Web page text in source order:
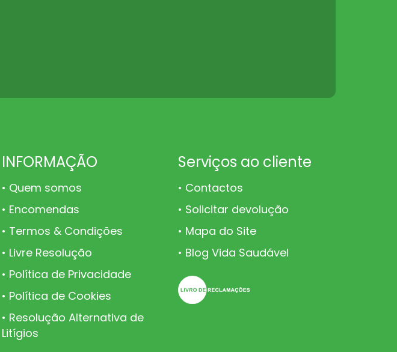
INFORMAÇÃO
Quem somos
Encomendas
Termos & Condições
Livre Resolução
Política de Privacidade
Política de Cookies
Resolução Alternativa de
Litígios
Serviços ao cliente
Contactos
Solicitar devolução
Mapa do Site
Blog Vida Saudável